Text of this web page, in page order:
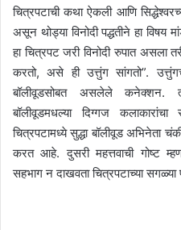
चित्रपटाची कथा ऐकली आणि
असून थोड्या विनोदी पद्धतीने हा विषय
हा चित्रपट जरी विनोदी रुपात असला
करतो, असे ही उत्तुंग सांगतो”.
बॉलीवूडसोबत असलेले कनेक्शन.
बॉलीवूडमधल्या दिग्गज
चित्रपटामध्ये सुद्धा बॉलीवूड अभिनेता
करत आहे. दुसरी महत्तवाची गोष्ट
सहभाग न दाखवता चित्रपटाच्या